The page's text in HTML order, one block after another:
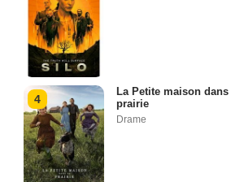
4
La Petite maison dans
prairie
Drame